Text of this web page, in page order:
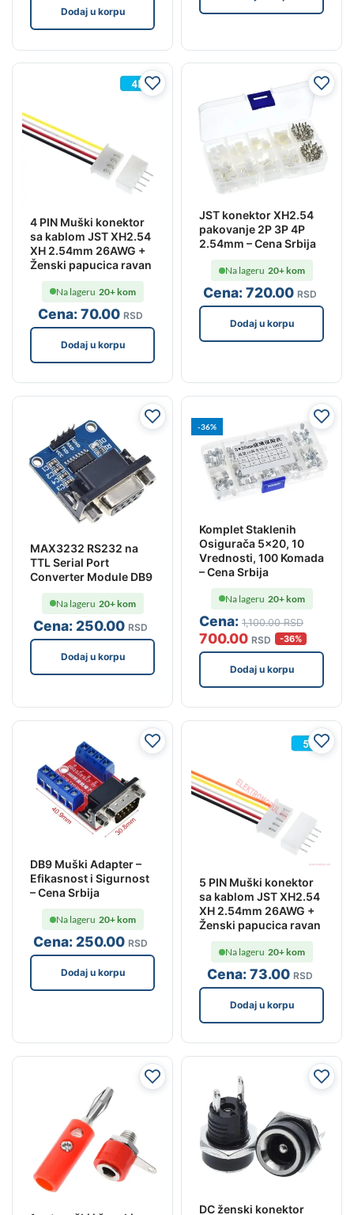
Dodaj u korpu
4 PIN Muški konektor
sa kablom JST XH2.54
XH 2.54mm 26AWG +
Ženski papucica ravan
Cena:70.00 RSD
Na lageru 20+ kom
Dodaj u korpu
JST konektor XH2.54
pakovanje 2P 3P 4P
2.54mm – Cena Srbija
Cena:720.00 RSD
Na lageru 20+ kom
Dodaj u korpu
MAX3232 RS232 na
TTL Serial Port
Converter Module DB9
Cena: 250.00 RSD
Na lageru 20+ kom
Dodaj u korpu
-36%
Komplet Staklenih
Osigurača 5×20, 10
Vrednosti, 100 Komada
– Cena Srbija
Cena: 1,100.00 RSD
700.00 RSD -36%
Na lageru 20+ kom
Dodaj u korpu
DB9 Muški Adapter –
Efikasnost i Sigurnost
– Cena Srbija
Cena: 250.00 RSD
Na lageru 20+ kom
Dodaj u korpu
5 PIN Muški konektor
sa kablom JST XH2.54
XH 2.54mm 26AWG +
Ženski papucica ravan
Cena:73.00 RSD
Na lageru 20+ kom
Dodaj u korpu
DC ženski konektor